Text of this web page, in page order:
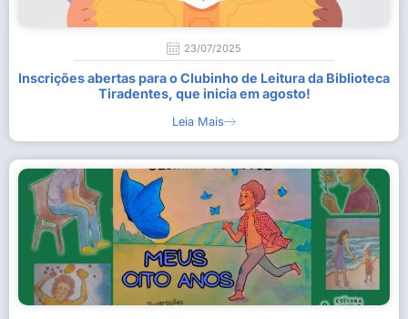
23/07/2025
Inscrições abertas para o Clubinho de Leitura da Biblioteca
Tiradentes, que inicia em agosto!
Leia Mais